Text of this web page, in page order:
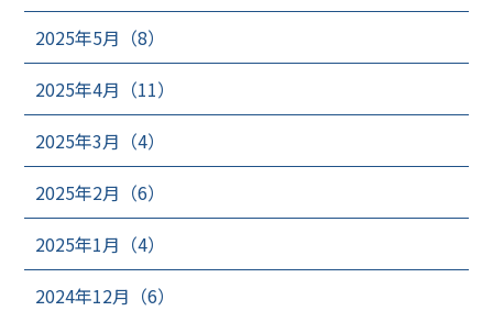
2025年5月（8）
2025年4月（11）
2025年3月（4）
2025年2月（6）
2025年1月（4）
2024年12月（6）